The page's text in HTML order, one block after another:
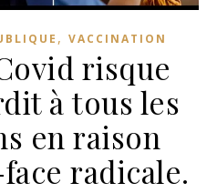
, VACCINATION
risque
à tous les
en raison
radicale.